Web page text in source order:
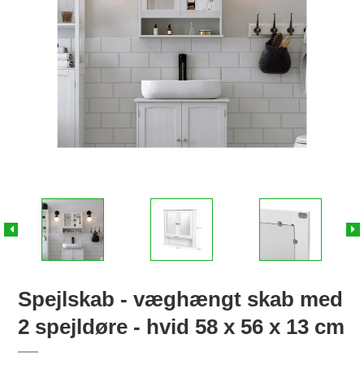
Spejlskab - væghængt skab med
2 spejldøre - hvid 58 x 56 x 13 cm